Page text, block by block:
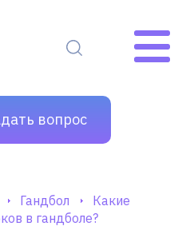
вопрос
Гандбол
Какие
в гандболе?